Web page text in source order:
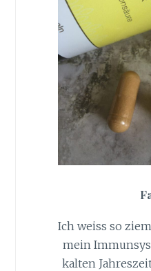
Ich weiss so
mein
kalten